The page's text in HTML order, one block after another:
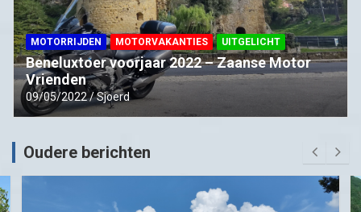
MOTORRIJDEN MOTORVAKANTIES UITGELICHT
Beneluxtoer voorjaar 2022 – Zaanse Motor
Vrienden
09/05/2022 Sjoerd
Oudere berichten